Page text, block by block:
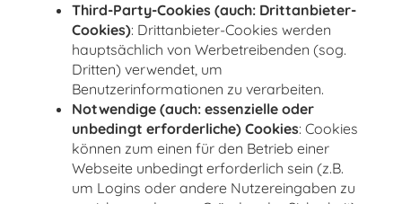
Third-Party-Cookies (auch: Drittanbieter-
Cookies): Drittanbieter-Cookies werden
hauptsächlich von Werbetreibenden (sog.
Dritten) verwendet, um
Benutzerinformationen zu verarbeiten.
Notwendige (auch: essenzielle oder
unbedingt erforderliche) Cookies: Cookies
können zum einen für den Betrieb einer
Webseite unbedingt erforderlich sein (z.B.
um Logins oder andere Nutzereingaben zu